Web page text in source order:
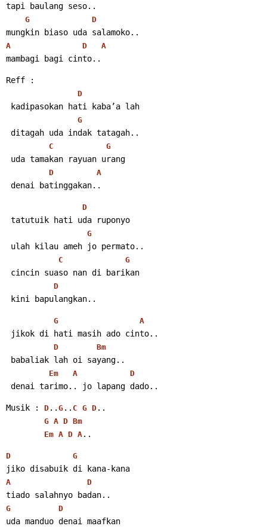
tapi baulang seso..
G D
mungkin biaso uda salamoko..
A D A
mambagi bagi cinto..
Reff :
D
kadipasokan hati kaba’a lah
G
ditagah uda indak tatagah..
C G
uda tamakan rayuan urang
D A
denai batinggakan..
D
tatutuik hati uda ruponyo
G
ulah kilau ameh jo permato..
C G
cincin suaso nan di barikan
D
kini bapulangkan..
G A
jikok di hati masih ado cinto..
D Bm
babaliak lah oi sayang..
Em A D
denai tarimo.. jo lapang dado..
Musik : D .. G .. C G D ..
G A D Bm
Em A D A ..
D G
jiko disabuik di kana-kana
A D
tiado salahnyo badan..
G D
uda manduo denai maafkan